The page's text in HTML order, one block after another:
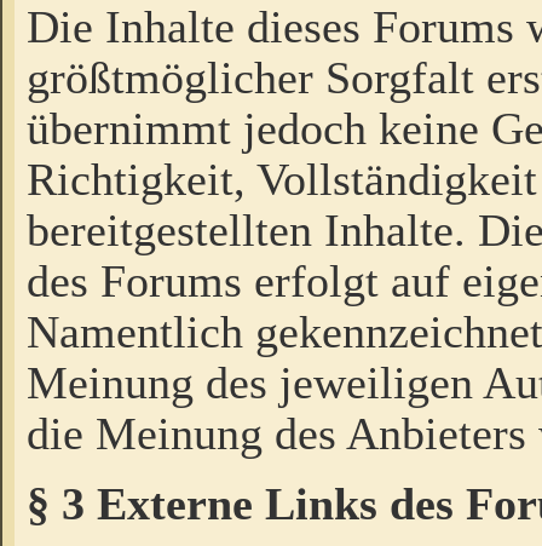
Die Inhalte dieses Forums
größtmöglicher Sorgfalt
übernimmt jedoch keine
Richtigkeit,
bereitgestellten Inhalte.
des Forums erfolgt auf
Namentlich
Meinung des jeweiligen
die Meinung des Anbieters
§ 3 Externe Links des